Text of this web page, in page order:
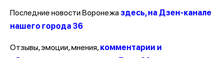
Последние новости Воронежа здесь, на Дзен-канале
нашего города 36
Отзывы, эмоции, мнения, комментарии и